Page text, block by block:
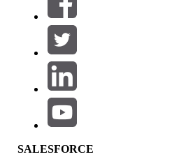
SALESFORCE